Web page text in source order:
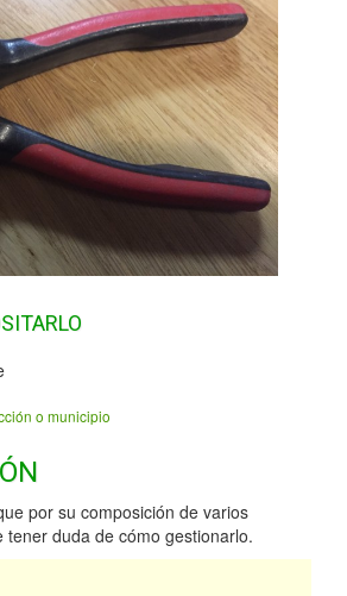
o municipio
por su composición de varios
tener duda de cómo gestionarlo.